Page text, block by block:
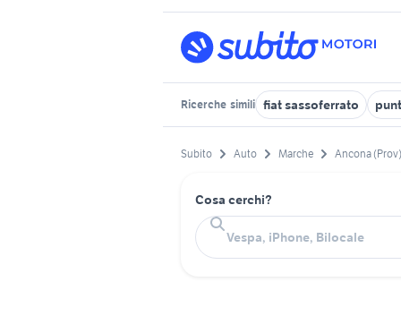
Ricerche simili fiat sassoferrato
Subito Auto Marche Ancona (Prov)
Cosa cerchi?